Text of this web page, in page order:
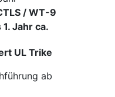
/ WT-9
Jahr ca.
UL Trike
ab